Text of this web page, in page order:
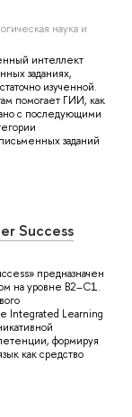
наука и
интеллект
заданиях,
изученной.
помогает ГИИ, как
с последующими
заданий
Success
предназначен
на уровне B2–C1.
Integrated Learning
формируя
как средство